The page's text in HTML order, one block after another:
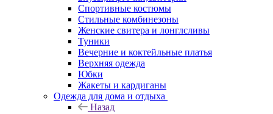
Спортивные костюмы
Стильные комбинезоны
Женские свитера и лонглсливы
Туники
Вечерние и коктейльные платья
Верхняя одежда
Юбки
Жакеты и кардиганы
Одежда для дома и отдыха
Назад